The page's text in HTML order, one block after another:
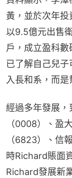
黃，並於次年
以9.5億元出售
戶，成立盈科
已了解自己兒
入長和系，而是
經過多年發展
（0008）、盈
（6823）、信
時Richard賬面
Richard發展新